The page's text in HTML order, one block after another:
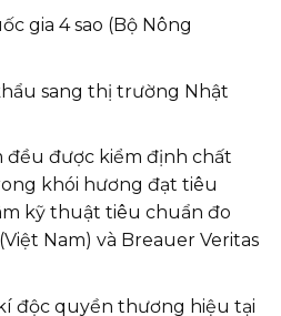
gia 4 sao (Bộ Nông
sang thị trường Nhật
đều được kiểm định chất
khói hương đạt tiêu
kỹ thuật tiêu chuẩn đo
Nam) và Breauer Veritas
độc quyền thương hiệu tại